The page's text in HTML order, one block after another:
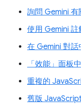
詢問 Gemini
使用 Gemini
在 Gemini 對
「效能」面板
重複的
舊版